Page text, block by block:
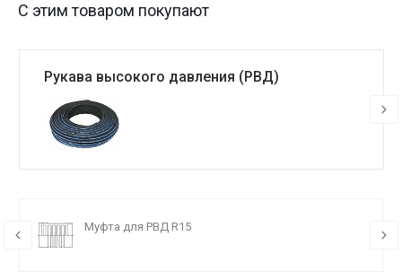
С этим товаром покупают
Рукава высокого давления (РВД)
Муфта для РВД R15